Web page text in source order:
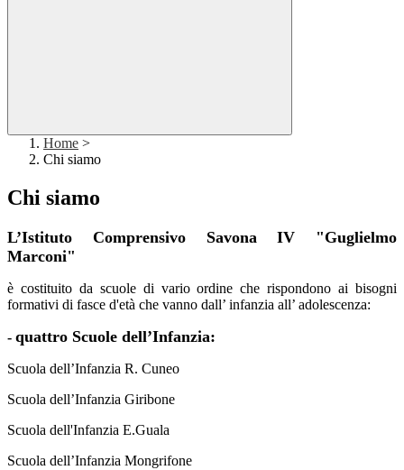
Home >
Chi siamo
Chi siamo
L’Istituto Comprensivo Savona IV "Guglielmo
Marconi"
è costituito da scuole di vario ordine che rispondono ai bisogni
formativi di fasce d'età che vanno dall’ infanzia all’ adolescenza:
- quattro Scuole dell’Infanzia:
Scuola dell’Infanzia R. Cuneo
Scuola dell’Infanzia Giribone
Scuola dell'Infanzia E.Guala
Scuola dell’Infanzia Mongrifone